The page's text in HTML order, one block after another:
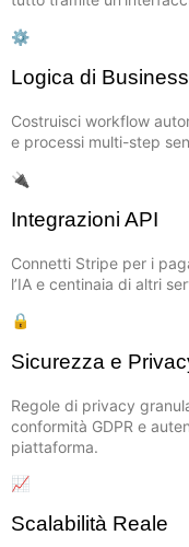
⚙️
Logica di Business
Costruisci workflow
e processi multi-step
🔌
Integrazioni API
Connetti Stripe per i
l’IA e centinaia di altri
🔒
Sicurezza e
Regole di privacy
conformità GDPR e
piattaforma.
📈
Scalabilità Reale